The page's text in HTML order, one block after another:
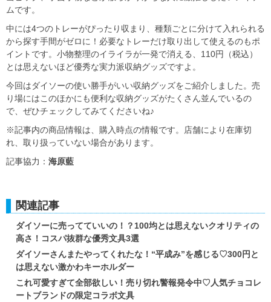
ムです。
中には4つのトレーがぴったり収まり、種類ごとに分けて入れられる
から探す手間がゼロに！必要なトレーだけ取り出して使えるのもポ
イントです。小物整理のイライラが一発で消える、110円（税込）
とは思えないほど優秀な実力派収納グッズですよ。
今回はダイソーの使い勝手がいい収納グッズをご紹介しました。売
り場にはこのほかにも便利な収納グッズがたくさん並んでいるの
で、ぜひチェックしてみてくださいね♪
※記事内の商品情報は、購入時点の情報です。店舗により在庫切
れ、取り扱っていない場合があります。
記事協力： 海原藍
関連記事
ダイソーに売ってていいの！？100均とは思えないクオリティの
高さ！コスパ抜群な優秀文具3選
ダイソーさんまたやってくれたな！“平成み”を感じる♡300円と
は思えない激かわキーホルダー
これ可愛すぎて全部欲しい！売り切れ警報発令中♡人気チョコレ
ートブランドの限定コラボ文具